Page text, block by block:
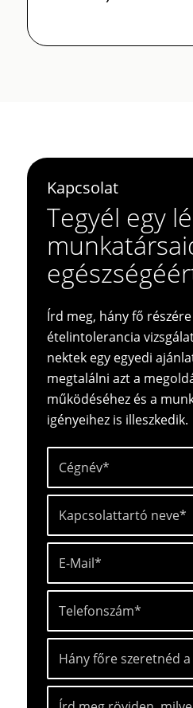
Kapcsolat
Tegyél egy
Írd meg, hány fő
ételintolerancia
nektek egy egyedi
megtalálni azt a
működéséhez és a
igényeihez is illeszkedik.